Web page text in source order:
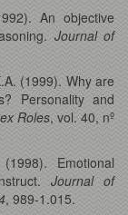
An objective
Journal of
(1999). Why are
Personality and
Roles, vol. 40, nº
Emotional
Journal of
, 989-1.015.